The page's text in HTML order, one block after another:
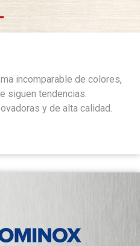
incomparable de colores,
siguen tendencias.
y de alta calidad.